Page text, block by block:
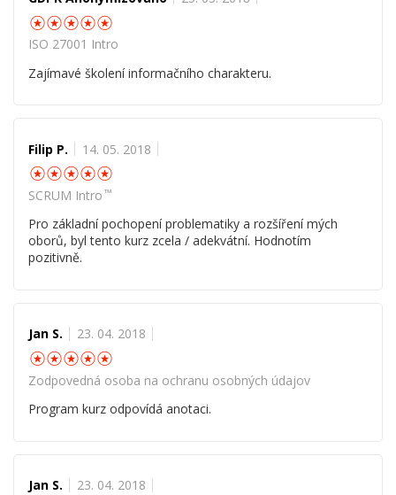
☆☆☆☆
ISO 27001 Intro
Zajímavé školení informačního charakteru.
Filip P. 14. 05. 2018
☆☆☆☆
SCRUM Intro ™
Pro základní pochopení problematiky a rozšíření mých
oborů, byl tento kurz zcela / adekvátní. Hodnotím
pozitivně.
Jan S. 23. 04. 2018
☆☆☆☆
Zodpovedná osoba na ochranu osobných údajov
Program kurz odpovídá anotaci.
Jan S. 23. 04. 2018